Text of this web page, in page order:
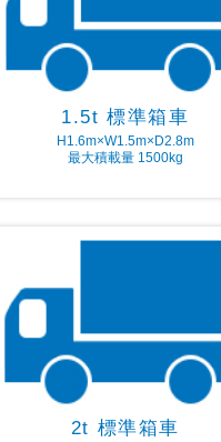
1.5t 標準箱車
H1.6m×W1.5m×D2.8m
最大積載量 1500kg
2t 標準箱車